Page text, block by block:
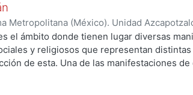
Metropolitana (México). Unidad
,2000)PINO HIDALGO, RICARDO
el ámbito donde tienen lugar diversas
y religiosos que representan distintas
de esta. Una de las manifestaciones